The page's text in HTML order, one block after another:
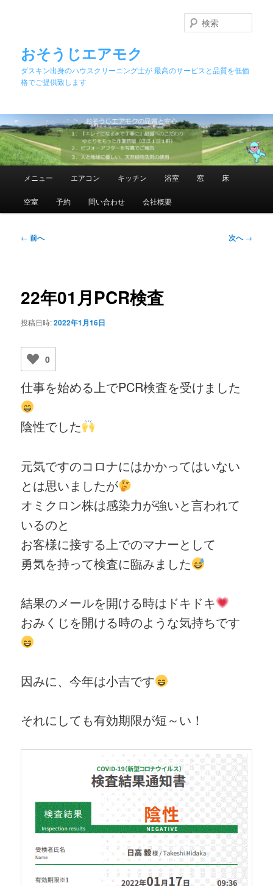
移
動
おそうじエアモク
ダスキン出身のハウスクリーニング士が 最高のサービスと品質を低価
格でご提供致します
索
メ
メニュー エアコン キッチン 浴室 窓 床
空室 予約 問い合わせ 会社概要
投
ー
ョ
← 前へ 次へ→
22年01月PCR検査
投稿日時:2022年1月16日
0
仕事を始める上でPCR検査を受けました
陰性でした
元気ですのコロナにはかかってはいない
とは思いましたが
オミクロン株は感染力が強いと言われて
いるのと
お客様に接する上でのマナーとして
勇気を持って検査に臨みました
結果のメールを開ける時はドキドキ
おみくじを開ける時のような気持ちです
因みに、今年は小吉です
それにしても有効期限が短～い！